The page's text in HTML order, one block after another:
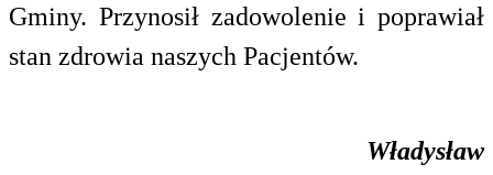
Gminy. Przynosił zadowolenie i poprawiał
stan zdrowia naszych Pacjentów.
Władysław